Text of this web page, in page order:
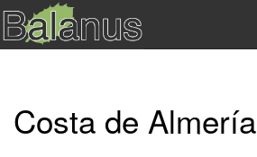
Costa de Almería